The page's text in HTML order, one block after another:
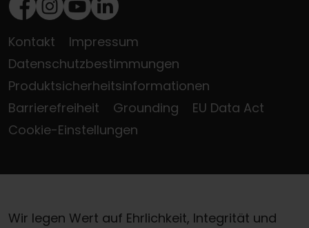
Facebook
Instagram
Youtube
LinkedIn
Kontakt
Impressum
Datenschutzbestimmungen
Produktsicherheitsinformationen
Barrierefreiheit
Grounding
EU Data Act
Cookie-Einstellungen
Wir legen Wert auf Ehrlichkeit, Integrität und